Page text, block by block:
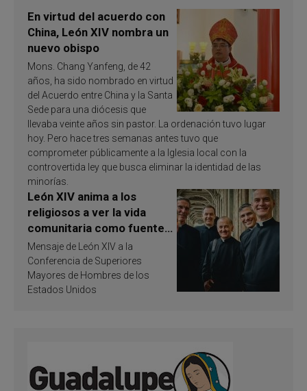
En virtud del acuerdo con
China, León XIV nombra un
nuevo obispo
Mons. Chang Yanfeng, de 42
años, ha sido nombrado en virtud
del Acuerdo entre China y la Santa
Sede para una diócesis que
llevaba veinte años sin pastor. La ordenación tuvo lugar
hoy. Pero hace tres semanas antes tuvo que
comprometer públicamente a la Iglesia local con la
controvertida ley que busca eliminar la identidad de las
minorías.
León XIV anima a los
religiosos a ver la vida
comunitaria como fuente
de inspiración y
santificación
Mensaje de León XIV a la
Conferencia de Superiores
Mayores de Hombres de los
Estados Unidos